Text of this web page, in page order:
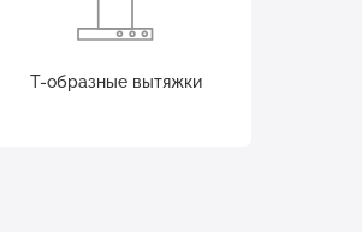
Т-образные вытяжки